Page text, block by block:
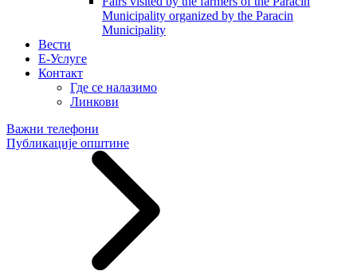
Municipality organized by the Paracin
Municipality
Вести
E-Услуге
Контакт
Где се налазимо
Линкови
Важни телефони
Публикације општине